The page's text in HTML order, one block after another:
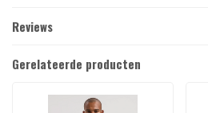
Reviews
Gerelateerde producten